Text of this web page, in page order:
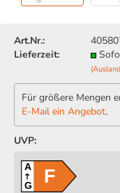
Art.Nr.:
Lieferzeit:
Für größere Mengen
E-Mail ein Angebot.
UVP:
A
GF